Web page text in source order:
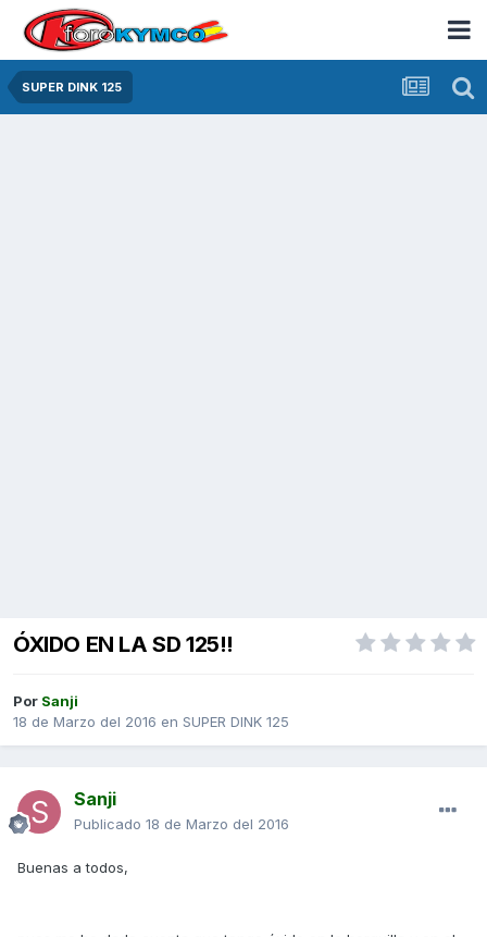
SUPER DINK 125
ÓXIDO EN LA SD 125!!
Por Sanji
18 de Marzo del 2016 en SUPER DINK 125
Sanji
Publicado 18 de Marzo del 2016
Buenas a todos,